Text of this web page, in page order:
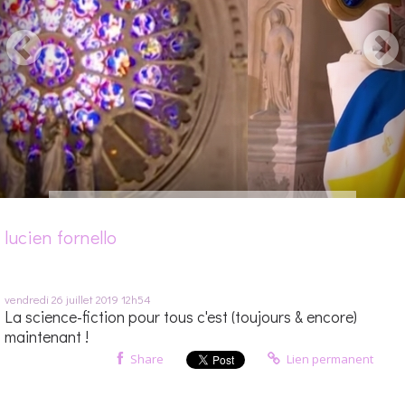
lucien fornello
vendredi 26 juillet 2019 12h54
La science-fiction pour tous c'est (toujours & encore)
maintenant !
Share Lien permanent